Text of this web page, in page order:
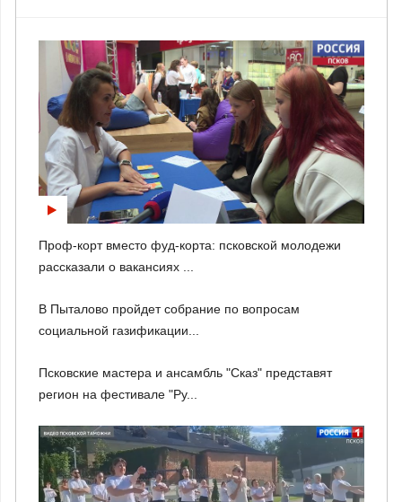
Проф-корт вместо фуд-корта: псковской молодежи
рассказали о вакансиях ...
В Пыталово пройдет собрание по вопросам
социальной газификации...
Псковские мастера и ансамбль "Сказ" представят
регион на фестивале "Ру...